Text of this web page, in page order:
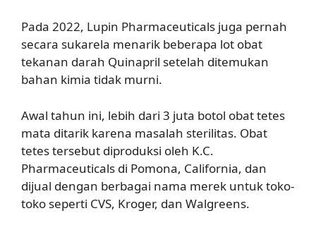
Pada 2022, Lupin Pharmaceuticals juga pernah
secara sukarela menarik beberapa lot obat
tekanan darah Quinapril setelah ditemukan
bahan kimia tidak murni.
Awal tahun ini, lebih dari 3 juta botol obat tetes
mata ditarik karena masalah sterilitas. Obat
tetes tersebut diproduksi oleh K.C.
Pharmaceuticals di Pomona, California, dan
dijual dengan berbagai nama merek untuk toko-
toko seperti CVS, Kroger, dan Walgreens.